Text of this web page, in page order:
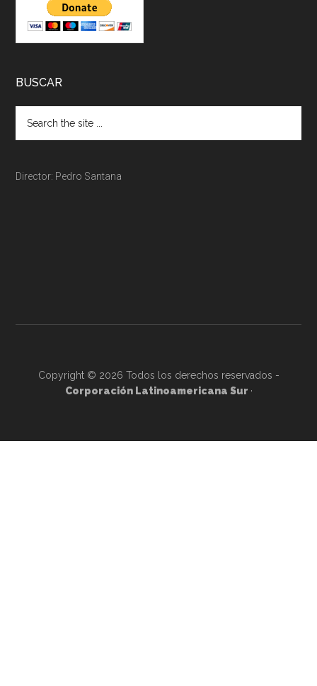
BUSCAR
Director: Pedro Santana
Copyright © 2026 Todos los derechos reservados -
Corporación Latinoamericana Sur ·